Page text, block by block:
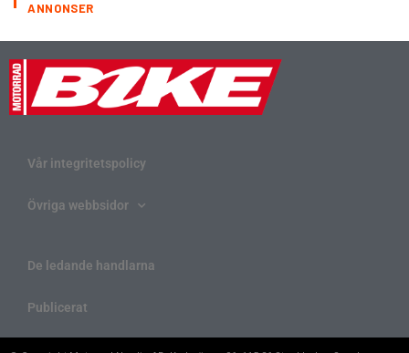
ANNONSER
Vår integritetspolicy
Övriga webbsidor
De ledande handlarna
Publicerat